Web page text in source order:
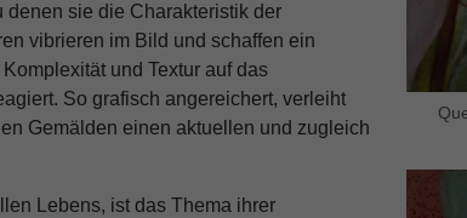
denen sie die Charakteristik der
vibrieren im Bild und schaffen ein
und Textur auf das
So grafisch angereichert, verleiht
Gemälden einen aktuellen und zugleich
Lebens, ist das Thema ihrer